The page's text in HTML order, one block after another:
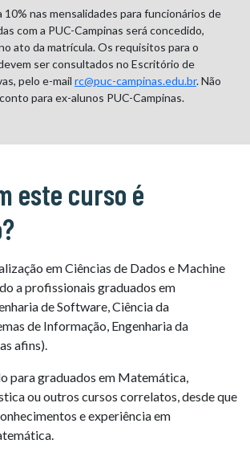
nas mensalidades para funcionários de
com a PUC-Campinas será concedido,
ato da matrícula. Os requisitos para o
ser consultados no Escritório de
pelo e-mail rc@puc-campinas.edu.br. Não
para ex-alunos PUC-Campinas.
este curso é
em Ciências de Dados e Machine
a profissionais graduados em
de Software, Ciência da
de Informação, Engenharia da
afins).
para graduados em Matemática,
ou outros cursos correlatos, desde que
e experiência em